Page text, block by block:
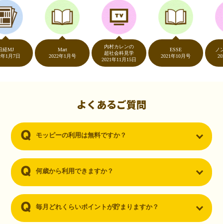
友達に勧められてモッピーをはじめました。空いた時間にスマホで買
い物をすることが多いのですが、モッピーを経由するだけでショップ
のポイントとモッピーのポイントが二重で貯まることを知り、ビック
リ…！いつものネットショッピングをモッピーを経由するだけでポイ
ントが貯まるなんて…もっと早く教えてほしかった～！貯まったポイ
ントはギフト券に交換して、プチ贅沢を楽しんでます♪
（30代・男性）
ーを知りました。クレジットカードを発行するだけでポイントが貯ま
るならと無料登録して、クレジットカードの発行やアプリダウンロー
日
2022年1月号
内村カレンの
超社会科見学
2021年11月15日
2021年10月号
ノンス
2020年
よくあるご質問
モッピーの利用は無料ですか？
何歳から利用できますか？
毎月どれくらいポイントが貯まりますか？